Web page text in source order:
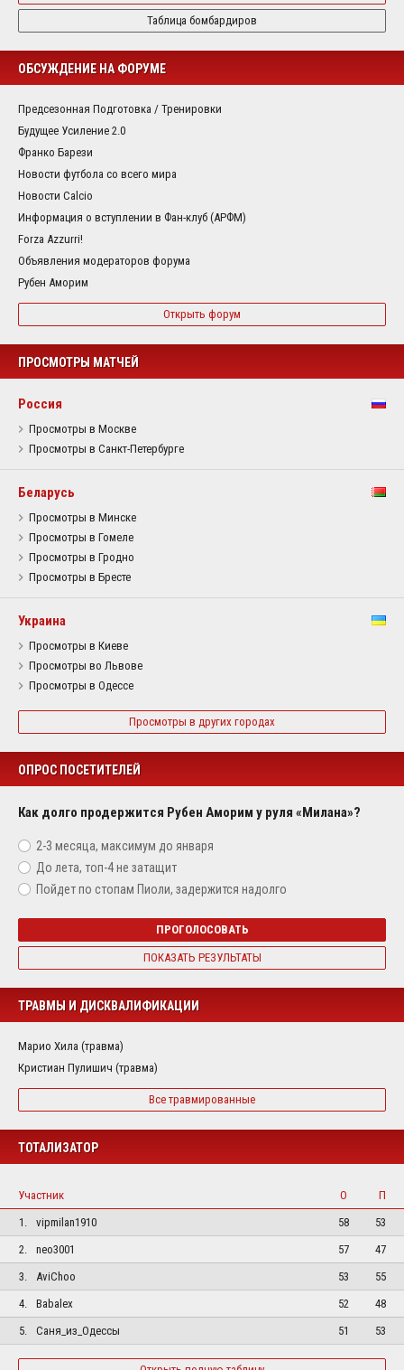
Таблица бомбардиров
ОБСУЖДЕНИЕ НА ФОРУМЕ
Предсезонная Подготовка / Тренировки
Будущее Усиление 2.0
Франко Барези
Новости футбола со всего мира
Новости Calcio
Информация о вступлении в Фан-клуб (АРФМ)
Forza Azzurri!
Объявления модераторов форума
Рубен Аморим
Открыть форум
ПРОСМОТРЫ МАТЧЕЙ
Россия
Просмотры в Москве
Просмотры в Санкт-Петербурге
Беларусь
Просмотры в Минске
Просмотры в Гомеле
Просмотры в Гродно
Просмотры в Бресте
Украина
Просмотры в Киеве
Просмотры во Львове
Просмотры в Одессе
Просмотры в других городах
ОПРОС ПОСЕТИТЕЛЕЙ
Как долго продержится Рубен Аморим у руля «Милана»?
2-3 месяца, максимум до января
До лета, топ-4 не затащит
Пойдет по стопам Пиоли, задержится надолго
ПРОГОЛОСОВАТЬ
ПОКАЗАТЬ РЕЗУЛЬТАТЫ
ТРАВМЫ И ДИСКВАЛИФИКАЦИИ
Марио Хила (травма)
Кристиан Пулишич (травма)
Все травмированные
ТОТАЛИЗАТОР
Участник О
П
1.
vipmilan1910 58
53
2.
neo3001 57
47
3.
AviChoo 53
55
4.
Babalex 52
48
5.
Саня_из_Одессы 51 53